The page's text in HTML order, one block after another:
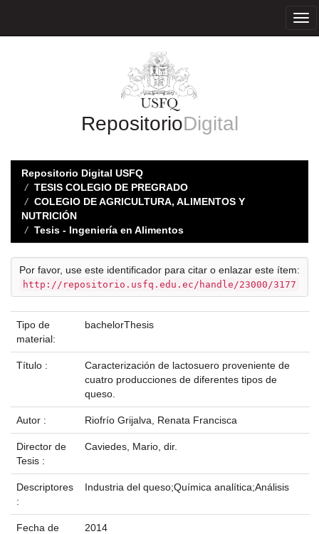
RepositorioDigital
Repositorio Digital USFQ
TESIS COLEGIO DE PREGRADO
COLEGIO DE AGRICULTURA, ALIMENTOS Y
NUTRICIÓN
Tesis - Ingeniería en Alimentos
Por favor, use este identificador para citar o enlazar este ítem:
http://repositorio.usfq.edu.ec/handle/23000/3177
Tipo de
material:
bachelorThesis
Título :
Caracterización de lactosuero proveniente de
cuatro producciones de diferentes tipos de
queso.
Autor : Riofrío Grijalva, Renata Francisca
Director de
Tesis :
Caviedes, Mario, dir.
Descriptores
:
Industria del queso;Química analítica;Análisis
Fecha de
2014